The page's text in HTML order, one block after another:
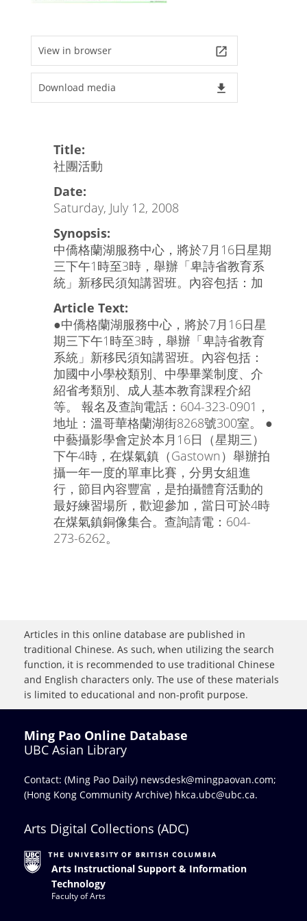
View in browser launch
Download media file_download
Title:
社團活動
Date:
Saturday, July 12, 2008
Synopsis:
中僑格蘭湖服務中心，將於7月16日星期
三下午1時至3時，舉辦「卑詩省教育系
統」新移民須知講習班。內容包括：加
Article Text:
●中僑格蘭湖服務中心，將於7月16日星
期三下午1時至3時，舉辦「卑詩省教育
系統」新移民須知講習班。內容包括：
加國中小學校類別、中學畢業制度、介
紹省考類別、成人基本教育課程介紹
等。 報名及查詢電話：604-323-0901，
地址：溫哥華格蘭湖街8268號300室。 ●
中藝攝影學會定於本月16日（星期三）
下午4時，在煤氣鎮（Gastown）舉辦拍
攝一年一度的單車比賽，分男女組進
行，節目內容豐富，是拍攝體育活動的
最好練習場所，歡迎參加，當日可於4時
在煤氣鎮銅像集合。查詢請電：604-
273-6262。
Articles in this online database are published in
traditional Chinese. As such, when utilizing the search
function, it is recommended to use traditional Chinese
and English characters only. The use of these materials
is limited to educational and non-profit purpose.
Ming Pao Online Database
UBC Asian Library
Contact: (Ming Pao Daily) newsdesk@mingpaovan.com;
(Hong Kong Community Archive) hkca.ubc@ubc.ca.
Arts Digital Collections (ADC)
Arts Instructional Support & Information
Technology
Faculty of Arts